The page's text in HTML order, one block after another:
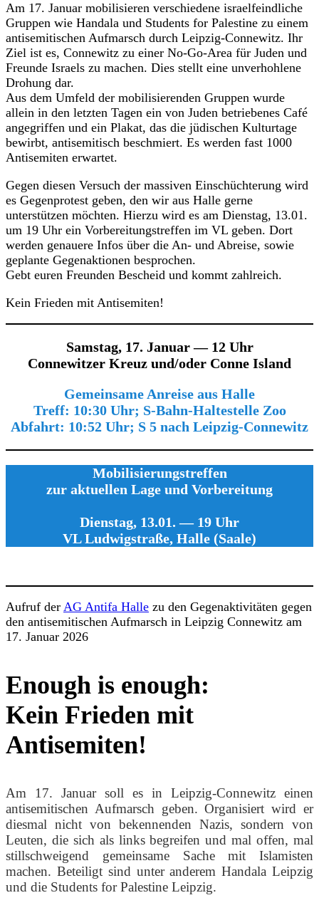
Am 17. Januar mobilisieren verschiedene israelfeindliche
Gruppen wie Handala und Students for Palestine zu einem
antisemitischen Aufmarsch durch Leipzig-Connewitz. Ihr
Ziel ist es, Connewitz zu einer No-Go-Area für Juden und
Freunde Israels zu machen. Dies stellt eine unverhohlene
Drohung dar.
Aus dem Umfeld der mobilisierenden Gruppen wurde
allein in den letzten Tagen ein von Juden betriebenes Café
angegriffen und ein Plakat, das die jüdischen Kulturtage
bewirbt, antisemitisch beschmiert. Es werden fast 1000
Antisemiten erwartet.
Gegen diesen Versuch der massiven Einschüchterung wird
es Gegenprotest geben, den wir aus Halle gerne
unterstützen möchten. Hierzu wird es am Dienstag, 13.01.
um 19 Uhr ein Vorbereitungstreffen im VL geben. Dort
werden genauere Infos über die An- und Abreise, sowie
geplante Gegenaktionen besprochen.
Gebt euren Freunden Bescheid und kommt zahlreich.
Kein Frieden mit Antisemiten!
Samstag, 17. Januar — 12 Uhr
Connewitzer Kreuz und/oder Conne Island
Gemeinsame Anreise aus Halle
Treff: 10:30 Uhr; S‑Bahn-Haltestelle Zoo
Abfahrt: 10:52 Uhr; S 5 nach Leipzig-Connewitz
Mobilisierungstreffen
zur aktuellen Lage und Vorbereitung
Dienstag, 13.01. — 19 Uhr
VL Ludwigstraße, Halle (Saale)
Aufruf der AG Antifa Halle zu den Gegenaktivitäten gegen
den antisemitischen Aufmarsch in Leipzig Connewitz am
17. Januar 2026
Enough is enough:
Kein Frieden mit
Antisemiten!
Am 17. Januar soll es in Leipzig-Connewitz einen
antisemitischen Aufmarsch geben. Organisiert wird er
diesmal nicht von bekennenden Nazis, sondern von
Leuten, die sich als links begreifen und mal offen, mal
stillschweigend gemeinsame Sache mit Islamisten
machen. Beteiligt sind unter anderem Handala Leipzig
und die Students for Palestine Leipzig.